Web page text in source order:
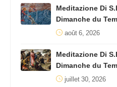
Meditazione Di
Dimanche du
août 6, 2026
Meditazione Di
Dimanche du
juillet 30, 2026